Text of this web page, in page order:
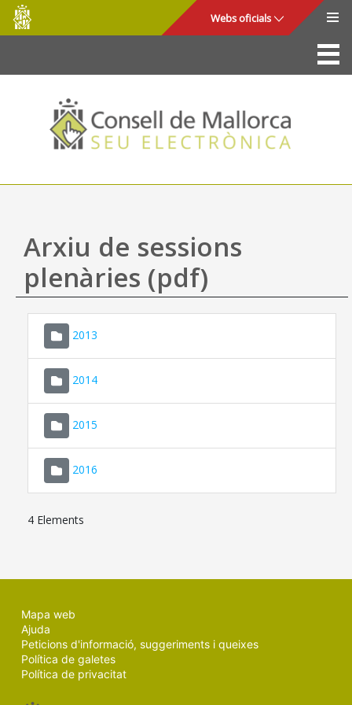
Salta al contingut principal
Consell
de
Mallorca
Webs oficials
La Seu
Consell de Mallorca
Accés i seguretat
Utilitats
Ajuda
Arxiu de sessions
plenàries (pdf)
2013
2014
2015
2016
4 Elements
Mapa web
Ajuda
Peticions d'informació, suggeriments i queixes
Política de galetes
Política de privacitat